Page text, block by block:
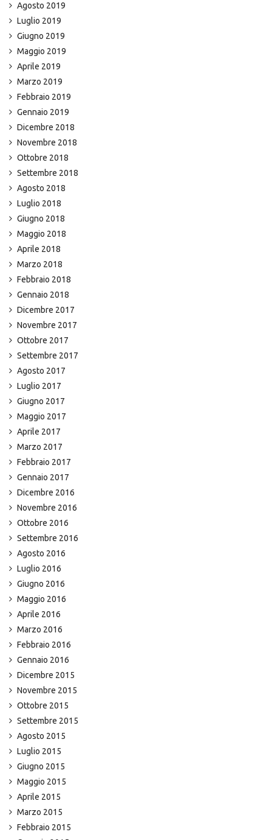
Agosto 2019
Luglio 2019
Giugno 2019
Maggio 2019
Aprile 2019
Marzo 2019
Febbraio 2019
Gennaio 2019
Dicembre 2018
Novembre 2018
Ottobre 2018
Settembre 2018
Agosto 2018
Luglio 2018
Giugno 2018
Maggio 2018
Aprile 2018
Marzo 2018
Febbraio 2018
Gennaio 2018
Dicembre 2017
Novembre 2017
Ottobre 2017
Settembre 2017
Agosto 2017
Luglio 2017
Giugno 2017
Maggio 2017
Aprile 2017
Marzo 2017
Febbraio 2017
Gennaio 2017
Dicembre 2016
Novembre 2016
Ottobre 2016
Settembre 2016
Agosto 2016
Luglio 2016
Giugno 2016
Maggio 2016
Aprile 2016
Marzo 2016
Febbraio 2016
Gennaio 2016
Dicembre 2015
Novembre 2015
Ottobre 2015
Settembre 2015
Agosto 2015
Luglio 2015
Giugno 2015
Maggio 2015
Aprile 2015
Marzo 2015
Febbraio 2015